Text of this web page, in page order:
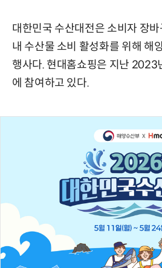
대한민국 수산대전은 소비자 장
내 수산물 소비 활성화를 위해 해
행사다. 현대홈쇼핑은 지난 2023
에 참여하고 있다.